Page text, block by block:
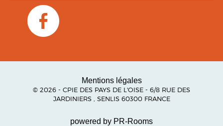
Mentions légales
© 2026 - CPIE DES PAYS DE L'OISE - 6/8 RUE DES
JARDINIERS , SENLIS 60300 FRANCE
powered by PR-Rooms